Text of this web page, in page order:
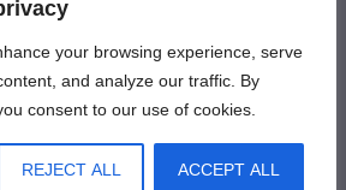
your browsing experience, serve
and analyze our traffic. By
consent to our use of cookies.
REJECT ALL ACCEPT ALL
inside the IsayBlog! network
releases and other
© 2026. All right reserverd.
sul nostro network?